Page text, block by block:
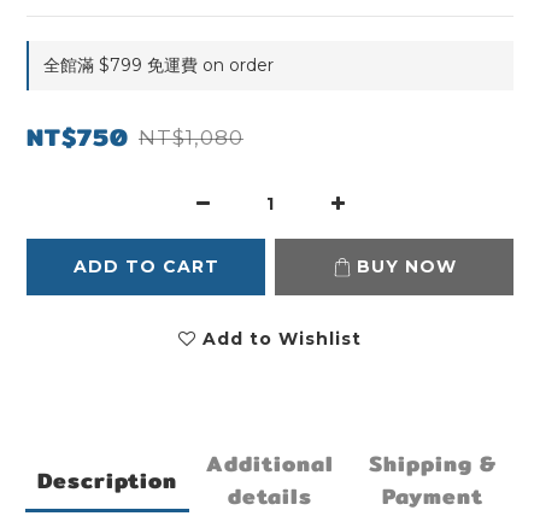
全館滿 $799 免運費 on order
NT$750 NT$1,080
ADD TO CART BUY NOW
Add to Wishlist
Description
Additional
details
Shipping &
Payment